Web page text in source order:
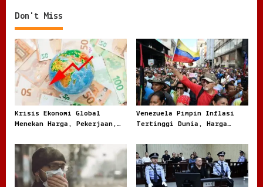
g
a
t
i
o
n
Don't Miss
Krisis Ekonomi Global
Menekan Harga, Pekerjaan,
Venezuela Pimpin Inflasi
Tertinggi Dunia, Harga